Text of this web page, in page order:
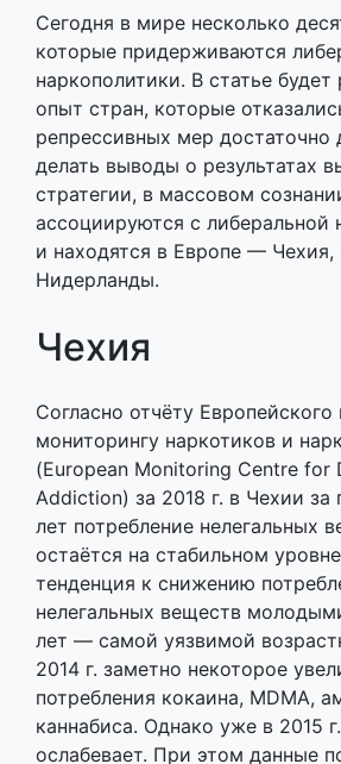
Сегодня в мире несколько
которые придерживаются
наркополитики. В статье будет
опыт стран, которые
репрессивных мер достаточно
делать выводы о результатах
стратегии, в массовом
ассоциируются с либеральной
и находятся в Европе — Чехия,
Нидерланды.
Чехия
Согласно отчёту Европейского
мониторингу наркотиков и
(European Monitoring Centre for
Addiction) за 2018 г. в Чехии
лет потребление нелегальных
остаётся на стабильном
тенденция к снижению
нелегальных веществ
лет — самой уязвимой
2014 г. заметно некоторое
потребления кокаина, MDMA,
каннабиса. Однако уже в 2015
ослабевает. При этом данные